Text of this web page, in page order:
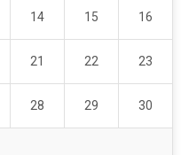
14 15 16
21 22 23
28 29 30